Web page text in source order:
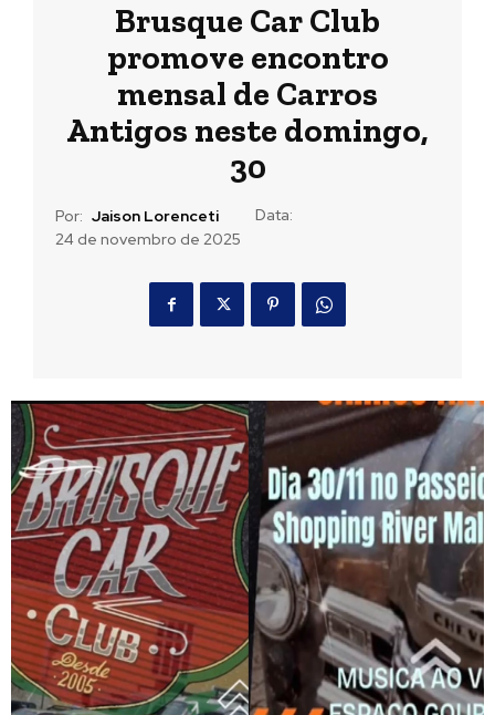
Brusque Car Club
promove encontro
mensal de Carros
Antigos neste domingo,
30
Por: Jaison Lorenceti
Data:
24 de novembro de 2025